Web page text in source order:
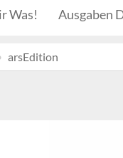
Was! Ausgaben
arsEdition